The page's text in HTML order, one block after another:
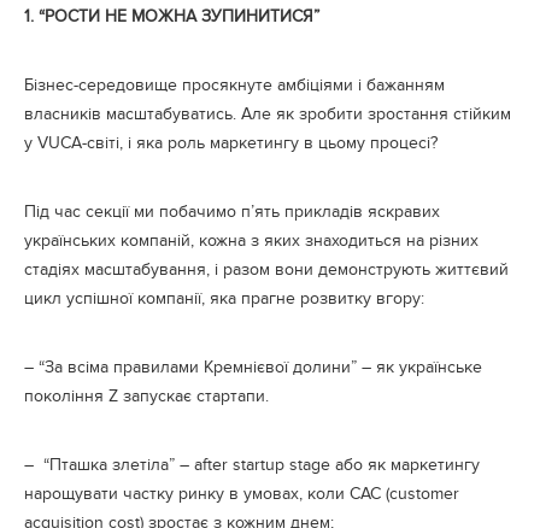
1. “РОСТИ НЕ МОЖНА ЗУПИНИТИСЯ”
Бізнес-середовище просякнуте амбіціями і бажанням
власників масштабуватись. Але як зробити зростання стійким
у VUCA-світі, і яка роль маркетингу в цьому процесі?
Під час секції ми побачимо п’ять прикладів яскравих
українських компаній, кожна з яких знаходиться на різних
стадіях масштабування, і разом вони демонструють життєвий
цикл успішної компанії, яка прагне розвитку вгору:
– “За всіма правилами Кремнієвої долини” – як українське
покоління Z запускає стартапи.
– “Пташка злетіла” – after startup stage або як маркетингу
нарощувати частку ринку в умовах, коли САС (customer
acquisition cost) зростає з кожним днем;